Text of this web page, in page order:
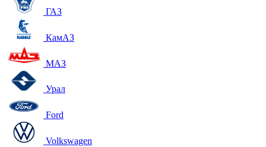
ГАЗ
КамАЗ
МАЗ
Урал
Ford
Volkswagen